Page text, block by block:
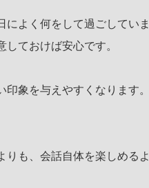
よく何をして過ごしていま
ておけば安心です。
象を与えやすくなります。
りも、会話自体を楽しめるよ